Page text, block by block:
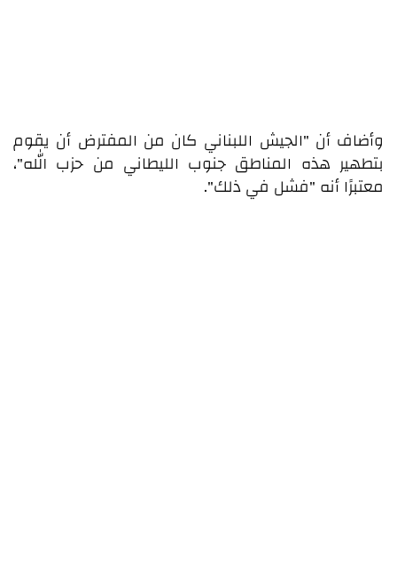
وأضاف أن "الجيش اللبناني كان من المفترض أن يقوم
بتطهير هذه المناطق جنوب الليطاني من حزب الله"،
معتبرًا أنه "فشل في ذلك".